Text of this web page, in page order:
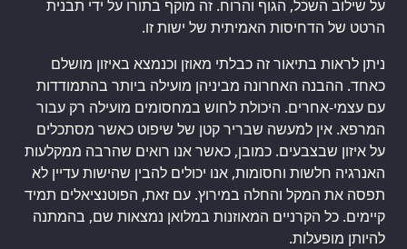
על שילוב השכל, הגוף והרוח. זה מוקף בתורו על ידי תבנית
הרטט של הדחיסות האמיתית של ישות זו.
ניתן לראות בתיאור זה כבלתי מאוזן וכנמצא באיזון מושלם
כאחד. ההבנה האחרונה מביניהן מועילה ביותר בהתמודדות
עם עצמי-אחרים. היכולת לחוש במחסומים מועילה רק עבור
המרפא. אין למעשה שבריר קטן של שיפוט כאשר מסתכלים
על איזון שבצבעים. כמובן, כאשר אנו רואים שהרבה ממקלעות
האנרגיה חלשות וחסומות, אנו יכולים להבין שהישות עדיין לא
תפסה את המקל והחלה במירוץ. עם זאת, הפוטנציאלים תמיד
קיימים. כל הקרניים המאוזנות במלואן נמצאות שם, בהמתנה
להיותן מופעלות.